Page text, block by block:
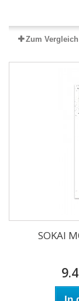
Zum
SOKAI